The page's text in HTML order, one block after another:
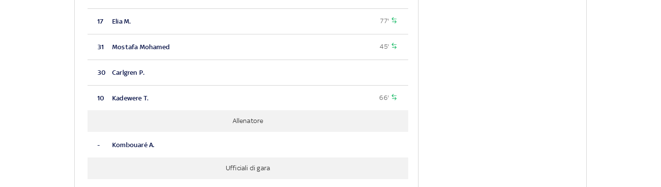
17 Elia M. 77'
31 Mostafa Mohamed 45'
30 Carlgren P.
10 Kadewere T. 66'
Allenatore
- Kombouaré A.
Ufficiali di gara